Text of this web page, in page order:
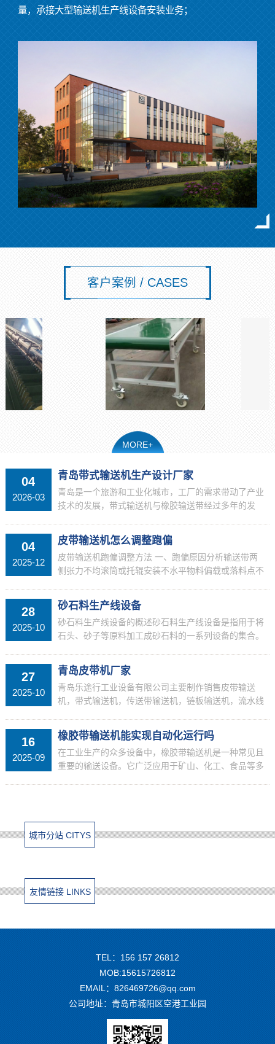
量，承接大型输送机生产线设备安装业务；
客户案例 / CASES
MORE+
04
2026-03
青岛带式输送机生产设计厂家
青岛是一个旅游和工业化城市，工厂的需求带动了产业
技术的发展，带式输送机与橡胶输送带经过多年的发
限公司，
04
2025-12
皮带输送机怎么调整跑偏
皮带输送机跑偏调整方法 一、跑偏原因分析输送带两
侧张力不均滚筒或托辊安装不水平物料偏载或落料点不
检查调整托辊组跑偏方向前移托辊：将跑偏侧托辊向前
移动采用...
28
2025-10
砂石料生产线设备
砂石料生产线设备的概述砂石料生产线设备是指用于将
石头、砂子等原料加工成砂石料的一系列设备的集合。
造机等多种机械设备，每种设备的功能各不相同，但协
同工作可...
27
2025-10
青岛皮带机厂家
青岛乐途行工业设备有限公司主要制作销售皮带输送
机，带式输送机，传送带输送机，链板输送机，流水线
设备，欢迎联系我们
16
2025-09
橡胶带输送机能实现自动化运行吗
在工业生产的众多设备中，橡胶带输送机是一种常见且
重要的输送设备。它广泛应用于矿山、化工、食品等多
城市分站 CITYS
友情链接 LINKS
TEL：156 157 26812
MOB:15615726812
EMAIL：826469726@qq.com
公司地址：青岛市城阳区空港工业园